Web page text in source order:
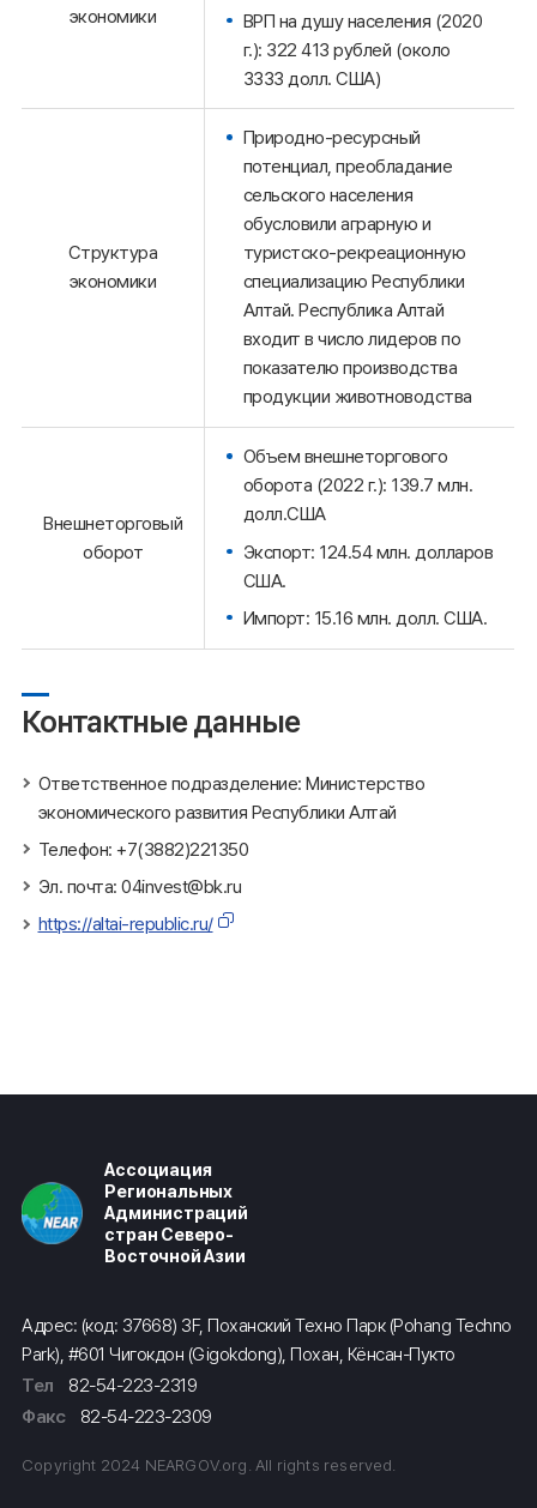
экономики
ВРП на душу населения (2020
г.): 322 413 рублей (около
3333 долл. США)
Структура
экономики
Природно-ресурсный
потенциал, преобладание
сельского населения
обусловили аграрную и
туристско-рекреационную
специализацию Республики
Алтай. Республика Алтай
входит в число лидеров по
показателю производства
продукции животноводства
Внешнеторговый
оборот
Объем внешнеторгового
оборота (2022 г.): 139.7 млн.
долл.США
Экспорт: 124.54 млн. долларов
США.
Импорт: 15.16 млн. долл. США.
Контактные данные
Ответственное подразделение: Министерство
экономического развития Республики Алтай
Телефон: +7(3882)221350
Эл. почта: 04invest@bk.ru
https://altai-republic.ru/
Ассоциация
Региональных
Администраций
стран Северо-
Восточной Азии
Адрес: (код: 37668) 3F, Поханский Техно Парк (Pohang Techno
Park), #601 Чигокдон (Gigokdong), Похан, Кёнсан-Пукто
Тел
82-54-223-2319
Факс
82-54-223-2309
Copyright 2024 NEARGOV.org. All rights reserved.